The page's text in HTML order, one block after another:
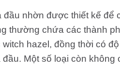
đầu nhờn được thiết kế để
thường chứa các thành
hazel, đồng thời có
Một số loại còn